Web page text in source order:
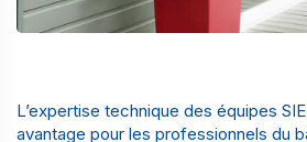
L’expertise technique des équipes
avantage pour les professionnels du